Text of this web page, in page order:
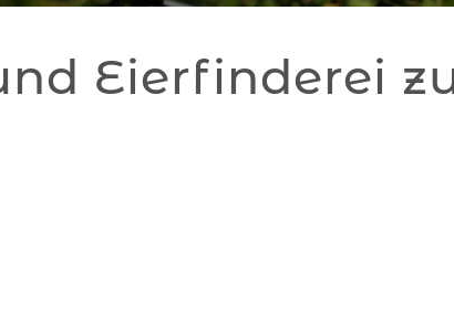
Eierfinderei